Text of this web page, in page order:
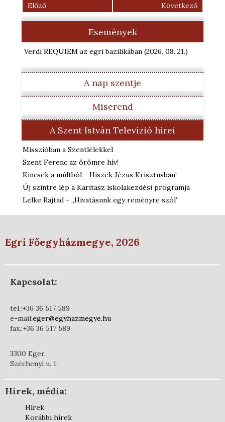
Előző
Következő
Események
Verdi REQUIEM az egri bazilikában (2026. 08. 21.)
A nap szentje
Miserend
A Szent István Televízió hírei
Misszióban a Szentlélekkel
Szent Ferenc az örömre hív!
Kincsek a múltból - Hiszek Jézus Krisztusban!
Új szintre lép a Karitasz iskolakezdési programja
Lelke Rajtad - „Hivatásunk egy reményre szól”
Egri Főegyházmegye, 2026
Kapcsolat:
tel.:+36 36 517 589
e-mail:eger@egyhazmegye.hu
fax.:+36 36 517 589
3300 Eger,
Széchenyi u. 1.
Hírek, média:
Hírek
Korábbi hírek